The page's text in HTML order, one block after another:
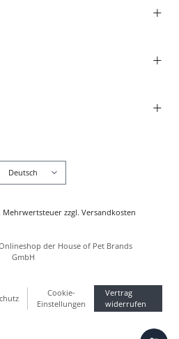
+
zurücksenden
+
+
Mehrwertsteuer zzgl. Versandkosten
English
Cookie-
Einstellungen
Vertrag
widerrufen
der House of Pet Brands
GmbH